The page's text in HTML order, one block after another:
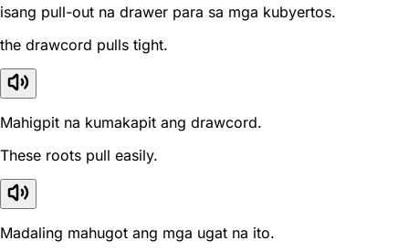
isang pull-out na drawer para sa mga kubyertos.
the drawcord pulls tight.
Mahigpit na kumakapit ang drawcord.
These roots pull easily.
Madaling mahugot ang mga ugat na ito.